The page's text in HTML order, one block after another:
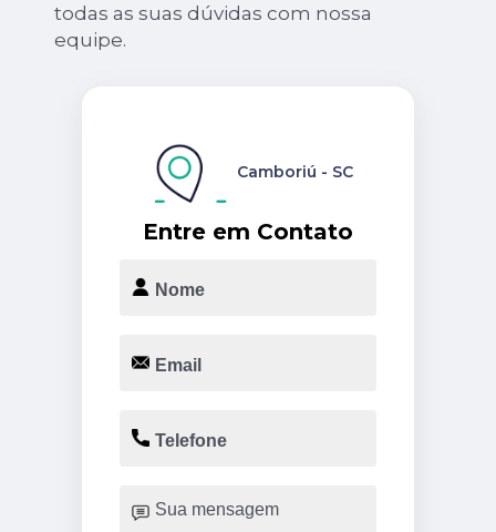
todas as suas dúvidas com nossa
equipe.
Entre em Contato
Camboriú - SC